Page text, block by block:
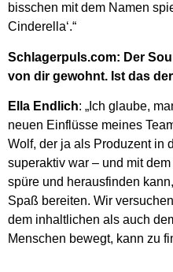
bisschen mit dem Namen
Cinderella‘.“
Schlagerpuls.com: Der
von dir gewohnt. Ist das
Ella Endlich: „Ich glaube,
neuen Einflüsse meines
Wolf, der ja als Produzent in
superaktiv war – und mit
spüre und herausfinden
Spaß bereiten. Wir
dem inhaltlichen als auch
Menschen bewegt, kann zu